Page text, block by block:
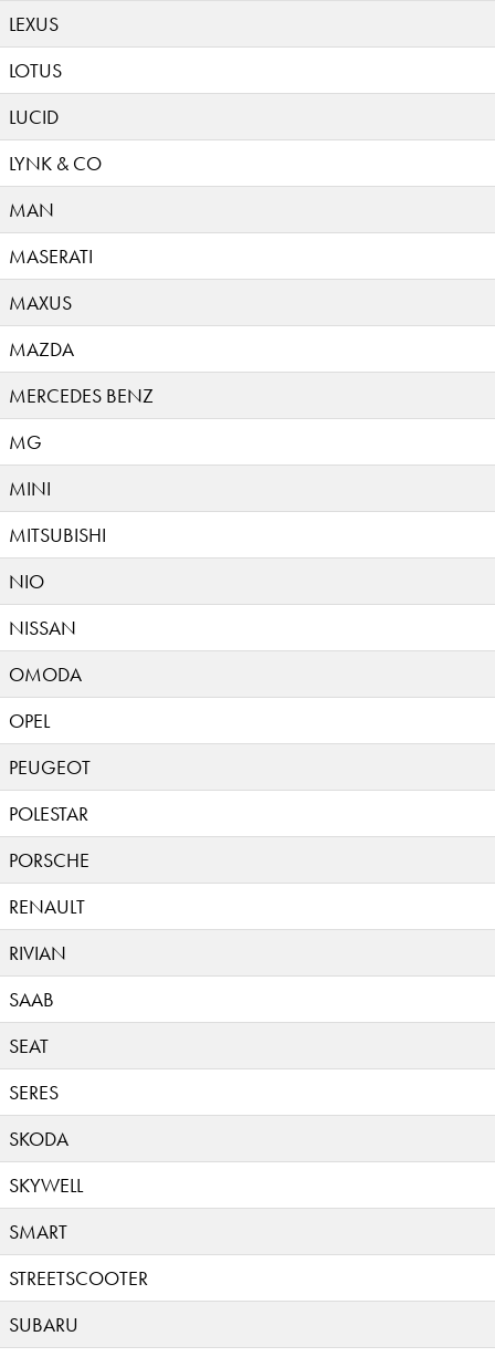
LEXUS
LOTUS
LUCID
LYNK & CO
MAN
MASERATI
MAXUS
MAZDA
MERCEDES BENZ
MG
MINI
MITSUBISHI
NIO
NISSAN
OMODA
OPEL
PEUGEOT
POLESTAR
PORSCHE
RENAULT
RIVIAN
SAAB
SEAT
SERES
SKODA
SKYWELL
SMART
STREETSCOOTER
SUBARU